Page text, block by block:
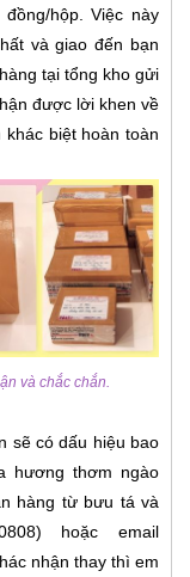
hộp. Việc này
và giao đến bạn
tại tổng kho gửi
được lời khen về
biệt hoàn toàn
và chắc chắn.
sẽ có dấu hiệu bao
hương thơm ngào
hàng từ bưu tá và
hoặc email
nhận thay thì em